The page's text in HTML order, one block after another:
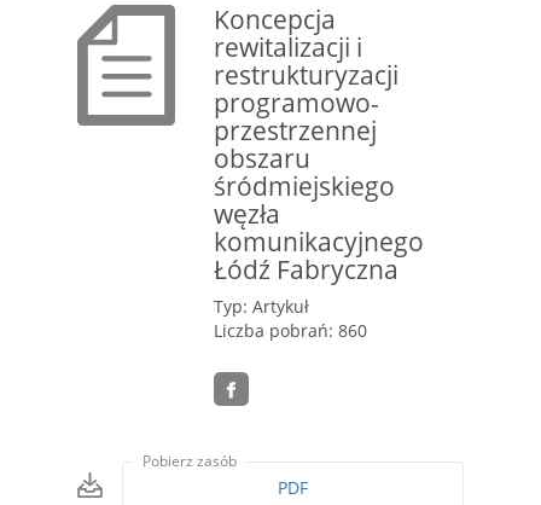
Koncepcja
rewitalizacji i
restrukturyzacji
programowo-
przestrzennej
obszaru
śródmiejskiego
węzła
komunikacyjnego
Łódź Fabryczna
Typ: Artykuł
Liczba pobrań: 860
Pobierz zasób
PDF